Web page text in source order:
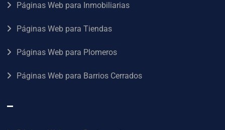
Páginas Web para Inmobiliarias
Páginas Web para Tiendas
Páginas Web para Plomeros
Páginas Web para Barrios Cerrados
–